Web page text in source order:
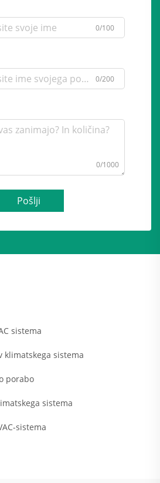
0/100
0/200
0/1000
Pošlji
sistema
sistema
porabo
sistema
sistema